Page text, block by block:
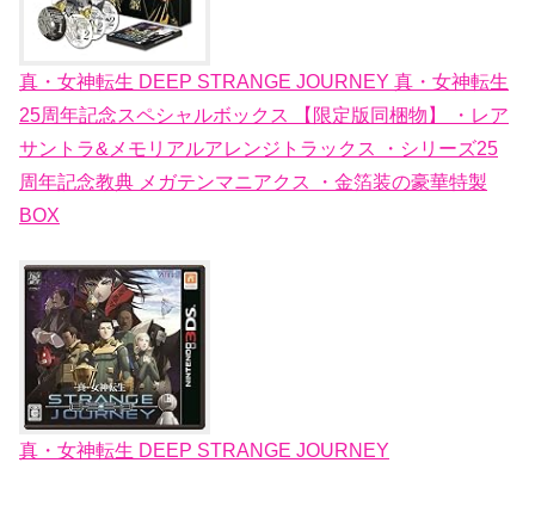
真・女神転生 DEEP STRANGE JOURNEY 真・女神転生
25周年記念スペシャルボックス 【限定版同梱物】 ・レア
サントラ&メモリアルアレンジトラックス ・シリーズ25
周年記念教典 メガテンマニアクス ・金箔装の豪華特製
BOX
真・女神転生 DEEP STRANGE JOURNEY